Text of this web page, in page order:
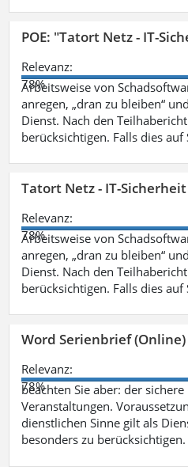
POE: "Tatort Netz - IT-
Relevanz:
78%
Arbeitsweise von
anregen, „dran zu bleiben“
Dienst. Nach den
berücksichtigen. Falls dies auf
Tatort Netz - IT-
Relevanz:
78%
Arbeitsweise von
anregen, „dran zu bleiben“
Dienst. Nach den
berücksichtigen. Falls dies auf
Word Serienbrief (Online)
Relevanz:
78%
beachten Sie aber: der
Veranstaltungen.
dienstlichen Sinne gilt als
besonders zu